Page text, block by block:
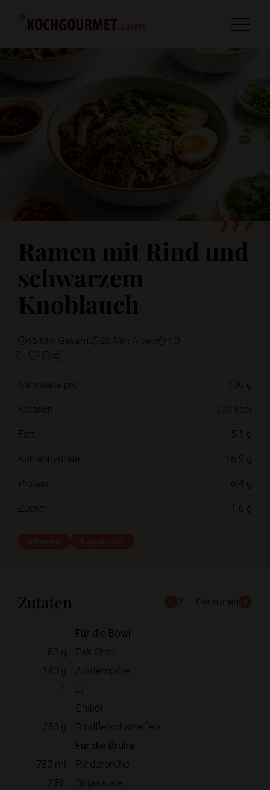
Ramen mit Rind und
schwarzem
Knoblauch
45 Min Gesamt 28 Min Arbeit 4.3
Nährwerte pro
100 g
Kalorien
139 kcal
Fett
5.1 g
Kohlenhydrate
16.9 g
Protein
6.4 g
Zucker
1.6 g
Zutaten 2 Personen
Für die Bowl
80 g
Pak Choi
140 g
Austernpilze
1
Ei
Chiliöl
250 g Rindfleischstreifen
Für die Brühe
780 ml
Rinderbrühe
2 EL
Sojasauce